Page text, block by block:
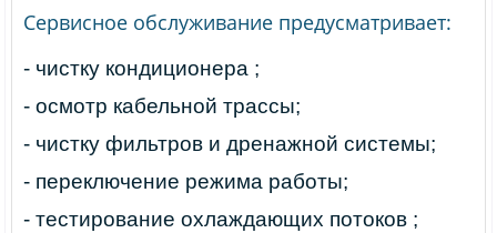
Сервисное обслуживание предусматривает:
- чистку кондиционера ;
- осмотр кабельной трассы;
- чистку фильтров и дренажной системы;
- переключение режима работы;
- тестирование охлаждающих потоков ;